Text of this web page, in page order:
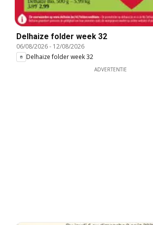
Delhaize folder week 32
06/08/2026- 12/08/2026
Delhaize folder week 32
ADVERTENTIE